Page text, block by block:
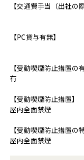
【交通費手当（出社の
【PC貸与有無】
【受動喫煙防止措置の
有
【受動喫煙防止措置】
屋内全面禁煙
【受動喫煙防止措置の
屋内全面禁煙